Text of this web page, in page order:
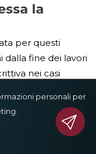
personali per
la
per questi
dalla fine dei lavori
nei casi
all’aliquota
Prima bisogna